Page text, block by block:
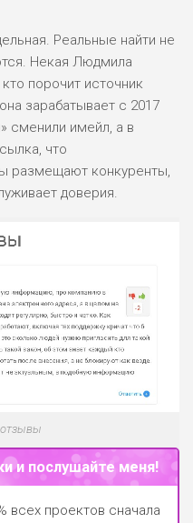
Реальные найти не
Некая Людмила
порочит источник
зарабатывает с 2017
сменили имейл, а в
что
размещают конкуренты,
доверия.
и послушайте меня!
всех проектов сначала